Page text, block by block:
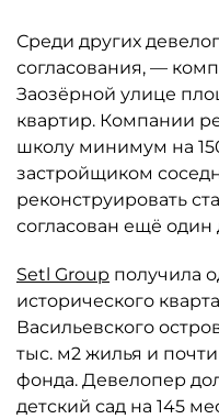
Среди других
согласования, —
Заозёрной улице
квартир. Компании
школу минимум на
застройщиком
реконструировать
согласован ещё один
Setl Group получила
исторического
Васильевского
тыс. м2 жилья и
фонда. Девелопер
детский сад на 145